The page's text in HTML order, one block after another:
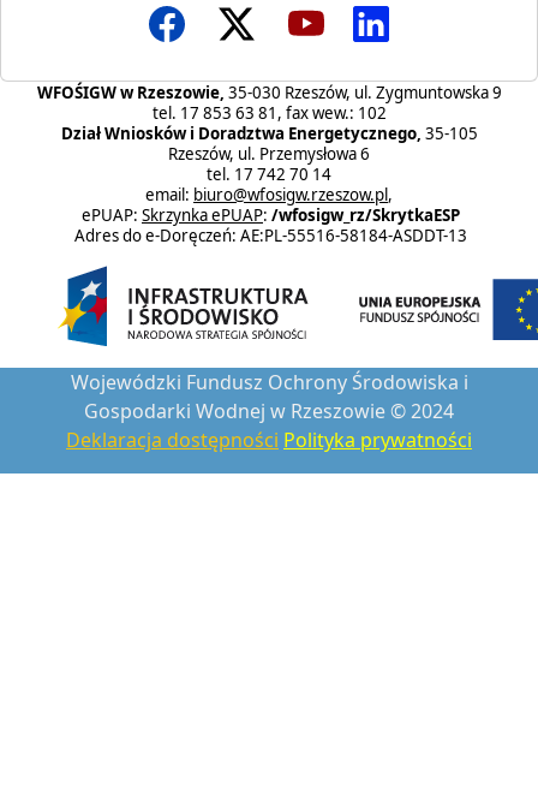
WFOŚIGW w Rzeszowie, 35-030 Rzeszów, ul. Zygmuntowska 9
tel. 17 853 63 81, fax wew.: 102
Dział Wniosków i Doradztwa Energetycznego, 35-105
Rzeszów, ul. Przemysłowa 6
tel. 17 742 70 14
email: biuro@wfosigw.rzeszow.pl,
ePUAP: Skrzynka ePUAP: /wfosigw_rz/SkrytkaESP
Adres do e-Doręczeń: AE:PL-55516-58184-ASDDT-13
Wojewódzki Fundusz Ochrony Środowiska i
Gospodarki Wodnej w Rzeszowie © 2024
Deklaracja dostępności Polityka prywatności